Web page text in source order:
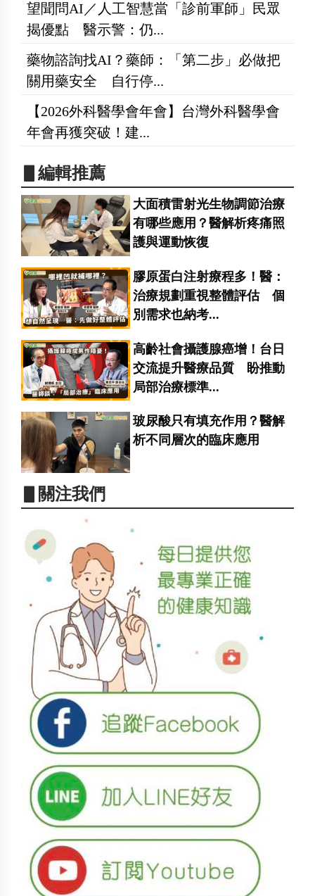
望聞問AI／人工智慧當「診前軍師」民眾
揭優點 醫示警：仍...
藥物諮詢找AI？藥師：「第二步」必做把
關用藥安全 自行停...
【2026外科醫學會年會】台灣外科醫學會
年會再獲突破！建...
▋編輯推薦
大面積雷射光生物調節治療
有哪些應用？醫解析疼痛照
護與運動恢復
膠原蛋白注射療程多！醫：
治療規劃重視整體評估 個
別需求也納考...
高齡社會攝護腺癌增！台日
交流提升醫療品質 盼推動
局部治療標準...
玻尿酸只有填充作用？醫解
析不同層次的臨床應用
▋關注我們